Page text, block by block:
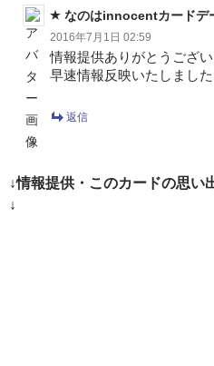
なのはinnocentカードデ
2016年7月1日 02:59
情報提供ありがとうござい
早速情報反映いたしました
返信
↓情報提供・このカードの思い
↓